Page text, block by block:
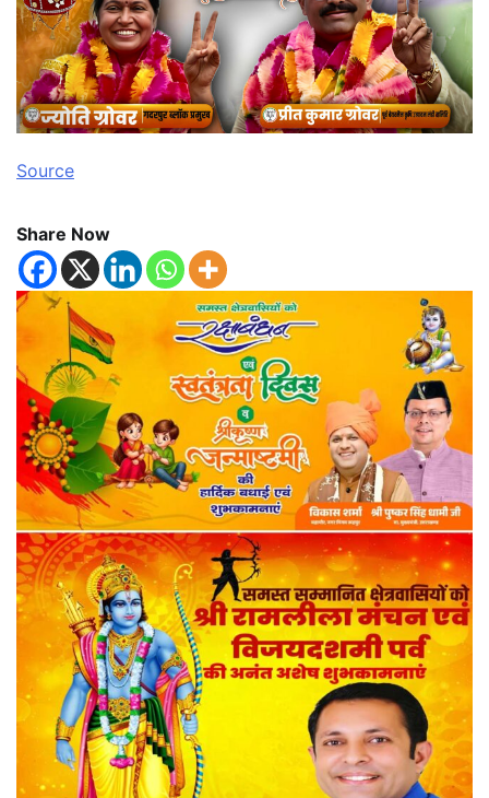
Source
Share Now